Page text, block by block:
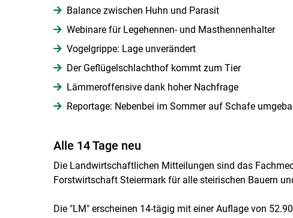
Balance zwischen Huhn und Parasit
Webinare für Legehennen- und Masthennenhalter
Vogelgrippe: Lage unverändert
Der Geflügelschlachthof kommt zum Tier
Lämmeroffensive dank hoher Nachfrage
Reportage: Nebenbei im Sommer auf Schafe
Alle 14 Tage neu
Die Landwirtschaftlichen Mitteilungen sind das
Forstwirtschaft Steiermark für alle steirischen Bauern
Die "LM" erscheinen 14-tägig mit einer Auflage von